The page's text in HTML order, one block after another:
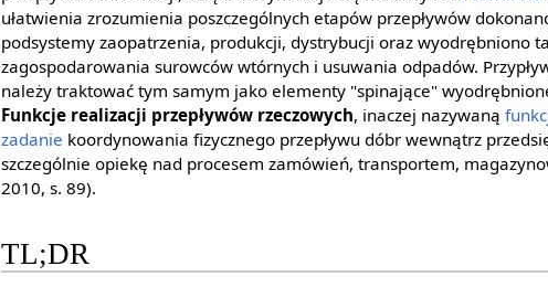
ułatwienia zrozumienia poszczególnych etapów przepływów
podsystemy zaopatrzenia, produkcji, dystrybucji oraz wyodrębniono
zagospodarowania surowców wtórnych i usuwania odpadów.
należy traktować tym samym jako elementy "spinające"
Funkcje realizacji przepływów rzeczowych, inaczej nazywaną
zadanie koordynowania fizycznego przepływu dóbr wewnątrz
szczególnie opiekę nad procesem zamówień, transportem,
2010, s. 89).
TL;DR